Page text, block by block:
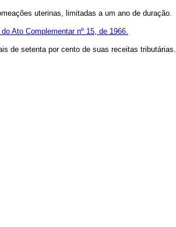
uterinas, limitadas a um ano de duração.
do Ato Complementar nº 15, de 1966.
de setenta por cento de suas receitas tributárias.